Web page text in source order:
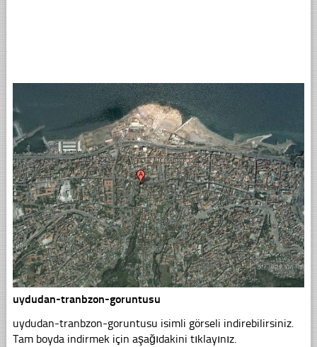
uydudan-tranbzon-goruntusu
uydudan-tranbzon-goruntusu isimli görseli indirebilirsiniz.
Tam boyda indirmek için aşağıdakini tıklayınız.